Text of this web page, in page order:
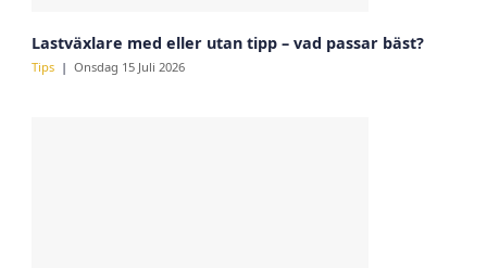
Lastväxlare med eller utan tipp – vad passar bäst?
Tips Onsdag 15 Juli 2026